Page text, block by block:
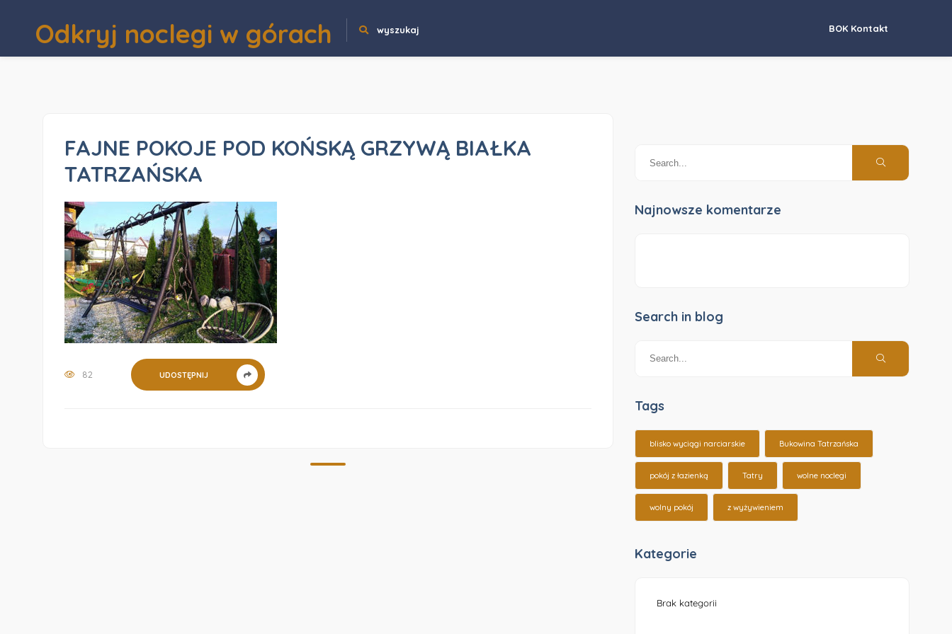
Odkryj noclegi w górach wyszukaj BOK Kontakt
FAJNE POKOJE POD KOŃSKĄ GRZYWĄ BIAŁKA
TATRZAŃSKA
82 UDOSTĘPNIJ
Najnowsze komentarze
Search in blog
Tags
blisko wyciągi narciarskie Bukowina Tatrzańska
pokój z łazienką Tatry wolne noclegi
wolny pokój z wyżywieniem
Kategorie
Brak kategorii